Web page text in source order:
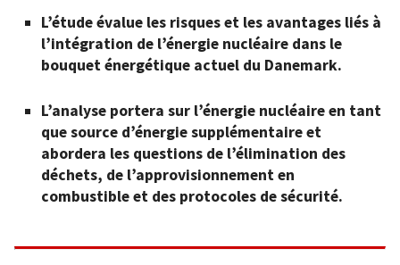
L’étude évalue les risques et les avantages liés à
l’intégration de l’énergie nucléaire dans le
bouquet énergétique actuel du Danemark.
L’analyse portera sur l’énergie nucléaire en tant
que source d’énergie supplémentaire et
abordera les questions de l’élimination des
déchets, de l’approvisionnement en
combustible et des protocoles de sécurité.